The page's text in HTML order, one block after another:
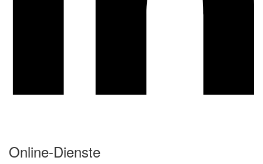
Online-Dienste